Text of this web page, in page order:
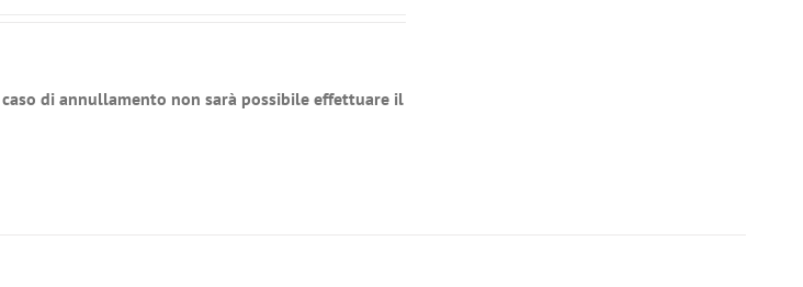
di annullamento non sarà possibile effettuare il